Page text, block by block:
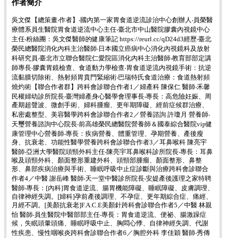
作者簡介
吳文傑【總策畫‧作者】‧國內第一家胃食道逆流診治中心創辦人‧員榮醫
療體系員生醫院胃食道逆流中心主任‧臺北市中山醫院膠囊內視鏡中心
主任‧粉絲團：吳文傑醫師的健康筆記 https://reurl.cc/qD24d3經歷‧臺北
榮民總醫院消化內科主治醫師‧日本國立癌病中心消化內視鏡科及放射
科研究員‧臺北市立聯合醫院仁愛院區消化內科主治醫師‧教育部部定講
師專長‧膠囊胃鏡檢查、食道動力學檢查‧胃食道逆流內視鏡手術：抗逆
流黏膜切除術、熱射頻胃賁門緊縮術‧巴瑞特氏食道治療：食道熱射頻
燒灼術【聯合作者群】跨科會診聯合作者1／婦產科 陳保仁 醫師‧禾馨
民權婦幼診所院長‧臺灣婦產身心醫學會理事長‧專長：高危險妊娠、周
產期超聲波、微創手術、婦科腫瘤、更年期障礙、經前症候群治療、
私密處整型、美容醫學跨科會診聯合作者2／營養諮詢 許瓊月 營養師‧
天璽營養諮詢中心院長‧前高雄榮民總醫院營養師＆國泰綜合醫院vip健
康管理中心營養師‧專長：疾病營養、體重管理、孕期營養、產後瘦
身、抗衰老、功能性醫學營養跨科會診聯合作者3／耳鼻喉科 陳亮宇
醫師‧亞洲大學醫院頭頸外科主任‧陳亮宇耳鼻喉科診所院長‧專長：耳鼻
喉及頭頸外科、顏面整形重建外科、頭頸部腫瘤、顏面整形、鼻整
形、鼻部疾病治療與手術、睡眠呼吸中止症診斷與治療跨科會診聯合
作者4／中醫 謝岳峰 醫師‧天一堂中醫診所院長‧安媞產後護理之家特聘
醫師‧專長：[內科]胃食道逆流、腸胃機能障礙、睡眠障礙、皮膚調理、
自律神經失調。[婦科]孕前產後調理、不孕症、更年期綜合症、痛經、
月經不調。[美顏抗衰老]F.A.C.E美顏針跨科會診聯合作者5／中醫 林親
怡 醫師‧員生醫院中醫部部主任‧專長：胃食道逆流、便祕、腸激躁症
候，失眠頭暈頭痛、睡眠呼吸中止、胸悶心悸、自律神經失調、代謝
性疾患、慢性咽喉炎跨科會診聯合作者6／胸腔外科 李佳穎 醫師‧秀傳